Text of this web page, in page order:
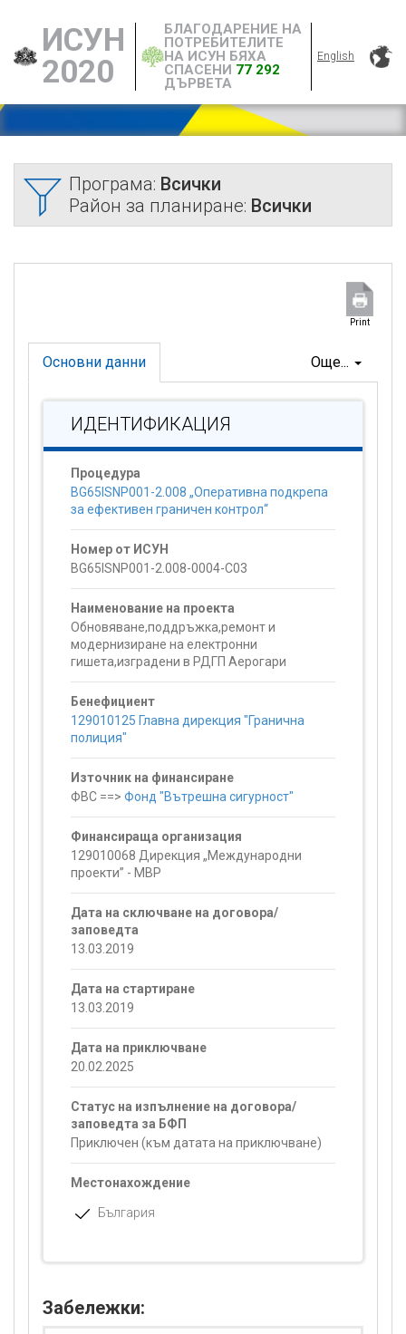
ИСУН
2020
БЛАГОДАРЕНИЕ НА
ПОТРЕБИТЕЛИТЕ
НА ИСУН БЯХА
СПАСЕНИ 77 292
ДЪРВЕТА
English
Програма: Всички
Район за планиране: Всички
Print
Още...
Основни данни
ИДЕНТИФИКАЦИЯ
Процедура
BG65ISNP001-2.008 „Оперативна подкрепа
за ефективен граничен контрол“
Номер от ИСУН
BG65ISNP001-2.008-0004-C03
Наименование на проекта
Обновяване,поддръжка,ремонт и
модернизиране на електронни
гишета,изградени в РДГП Аерогари
Бенефициент
129010125 Главна дирекция "Гранична
полиция"
Източник на финансиране
ФВС ==> Фонд "Вътрешна сигурност"
Финансираща организация
129010068 Дирекция „Международни
проекти” - МВР
Дата на сключване на договора/
заповедта
13.03.2019
Дата на стартиране
13.03.2019
Дата на приключване
20.02.2025
Статус на изпълнение на договора/
заповедта за БФП
Приключен (към датата на приключване)
Местонахождение
България
Забележки: